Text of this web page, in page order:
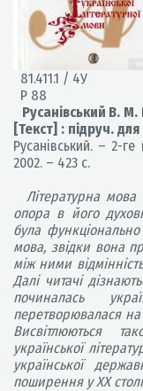
81.411.1 / 4У
Р 88
Русанівський В. М.
[Текст] : підруч.
Русанівський. – 2-
2002. – 423 с.
Літературна
опора в його
була
мова, звідки вона
між ними
Далі читачі
починалась
перетворювалася на
Висвітлюються
української
української
поширення у ХХ